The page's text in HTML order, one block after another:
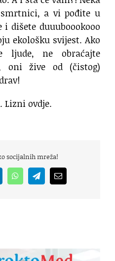
a vi pođite u
dišete duuuboookooo
ekološku svijest. Ako
ljude, ne obraćajte
oni žive od (čistog)
ovdje.
socijalnih mreža!
WhatsAppTelegramEmail